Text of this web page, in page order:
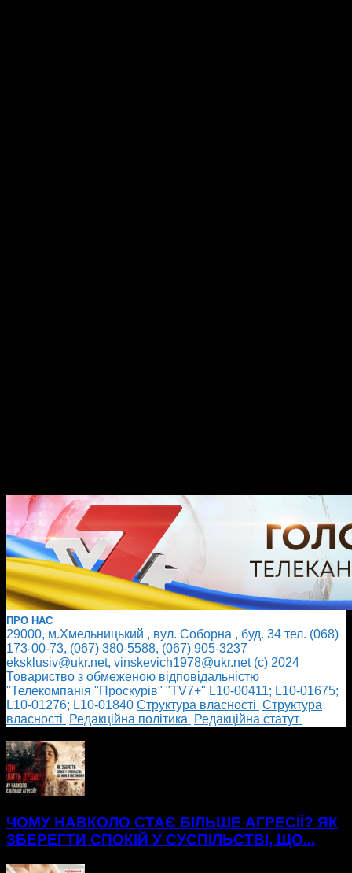
ПРО НАС
29000, м.Хмельницький , вул. Соборна , буд. 34 тел. (068)
173-00-73, (067) 380-5588, (067) 905-3237
eksklusiv@ukr.net, vinskevich1978@ukr.net (с) 2024
Товариство з обмеженою відповідальністю
"Телекомпанія "Проскурів" "TV7+" L10-00411; L10-01675;
L10-01276; L10-01840 Cтруктура власності Cтруктура
власності
Редакційна політика
Редакційна статут
ЧОМУ НАВКОЛО СТАЄ БІЛЬШЕ АГРЕСІЇ? ЯК
ЗБЕРЕГТИ СПОКІЙ У СУСПІЛЬСТВІ, ЩО...